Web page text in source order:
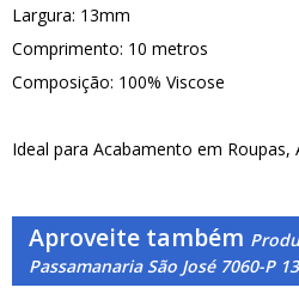
Largura: 13mm
Comprimento: 10 metros
Composição: 100% Viscose
Ideal para Acabamento em Roupas,
Aproveite também
Passamanaria São José 7060-P